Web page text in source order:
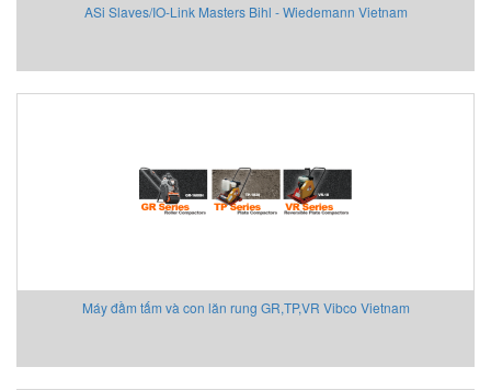
ASi Slaves/IO-Link Masters Bihl - Wiedemann Vietnam
Máy đầm tấm và con lăn rung GR,TP,VR Vibco Vietnam